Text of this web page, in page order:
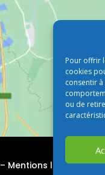
Pour offrir
cookies
consentir
ou de
– Mentions légales–